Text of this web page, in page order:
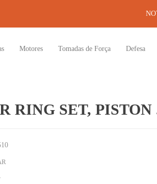
Motores Tomadas de Força Defesa
RING SET, PISTON